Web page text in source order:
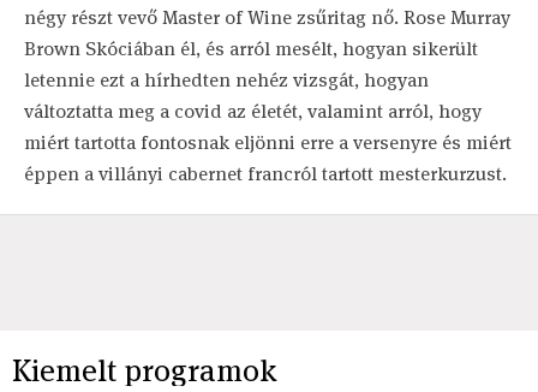
négy részt vevő Master of Wine zsűritag nő. Rose Murray
Brown Skóciában él, és arról mesélt, hogyan sikerült
letennie ezt a hírhedten nehéz vizsgát, hogyan
változtatta meg a covid az életét, valamint arról, hogy
miért tartotta fontosnak eljönni erre a versenyre és miért
éppen a villányi cabernet francról tartott mesterkurzust.
Kiemelt programok